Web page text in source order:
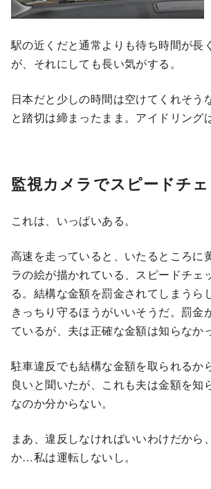
駅の近くだと通常よりも待ち時間が長
が、それにしても長い気がする。
日本だと少しの時間は空けてくれそう
と踏切は締まったまま。アイドリング
監視カメラでスピードチ
これは、いっぱいある。
高速を走っていると、いたるところに
ラの絵が描かれている、スピードチェ
る。結構な金額を罰金されてしまうら
きっちり守るほうがいいそうだ。罰金
ているが、夫は正確な金額は知らなか
駐車違反でも結構な金額を取られるか
良いと聞いたが、これも夫は金額を知
なのか分からない。
まあ、違反しなければいいわけだから
か…私は運転しないし。